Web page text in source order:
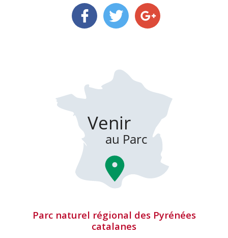
Parc naturel régional des Pyrénées
catalanes